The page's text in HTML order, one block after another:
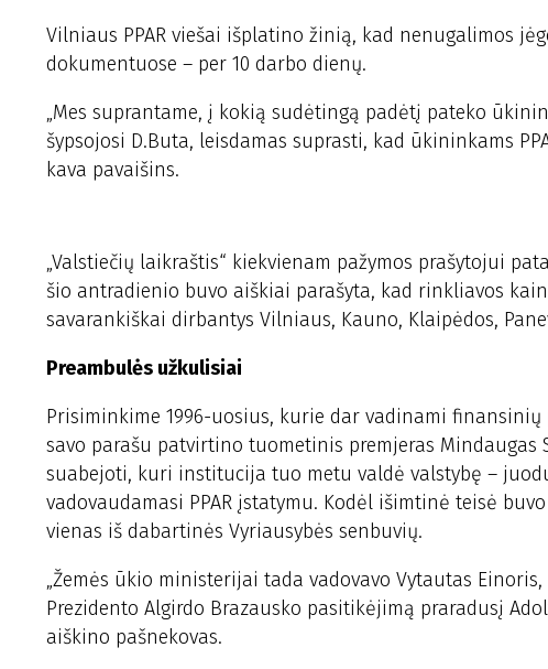
Vilniaus PPAR viešai išplatino žinią, kad nenugalimos
dokumentuose – per 10 darbo dienų.
„Mes suprantame, į kokią sudėtingą padėtį pateko
šypsojosi D.Buta, leisdamas suprasti, kad ūkininkams
kava pavaišins.
„Valstiečių laikraštis“ kiekvienam pažymos prašytojui
šio antradienio buvo aiškiai parašyta, kad rinkliavos
savarankiškai dirbantys Vilniaus, Kauno, Klaipėdos,
Preambulės užkulisiai
Prisiminkime 1996-uosius, kurie dar vadinami
savo parašu patvirtino tuometinis premjeras
suabejoti, kuri institucija tuo metu valdė valstybę –
vadovaudamasi PPAR įstatymu. Kodėl išimtinė teisė
vienas iš dabartinės Vyriausybės senbuvių.
„Žemės ūkio ministerijai tada vadovavo Vytautas
Prezidento Algirdo Brazausko pasitikėjimą praradusį
aiškino pašnekovas.